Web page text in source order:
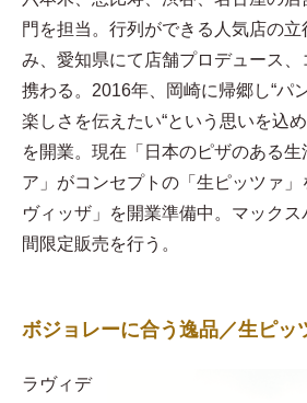
門を担当。行列ができる人気店の立
み、愛知県にて店舗プロデュース
携わる。2016年、岡崎に帰郷し“パ
楽しさを伝えたい“という思いを込
を開業。現在「日本のピザのある生
ア」がコンセプトの「生ピッツァ
ヴィッザ」を開業準備中。マック
間限定販売を行う。
ボジョレーに合う逸品／生ピッ
ラヴィデ